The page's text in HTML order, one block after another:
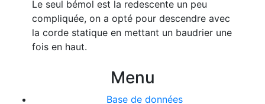
Le seul bémol est la redescente un peu
compliquée, on a opté pour descendre avec
la corde statique en mettant un baudrier une
fois en haut.
Menu
Base de données